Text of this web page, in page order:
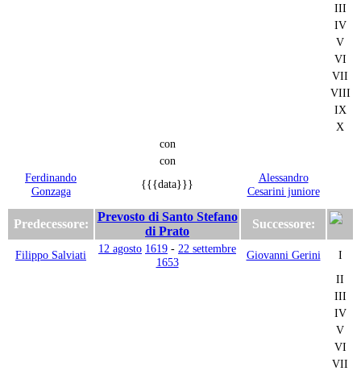
III
IV
V
VI
VII
VIII
IX
X
con
con
Ferdinando
Gonzaga
{{{data}}}
Alessandro
Cesarini juniore
Predecessore:
Prevosto di Santo Stefano
di Prato
Successore:
Filippo Salviati 12 agosto 1619 - 22 settembre
1653
Giovanni Gerini
I
II
III
IV
V
VI
VII